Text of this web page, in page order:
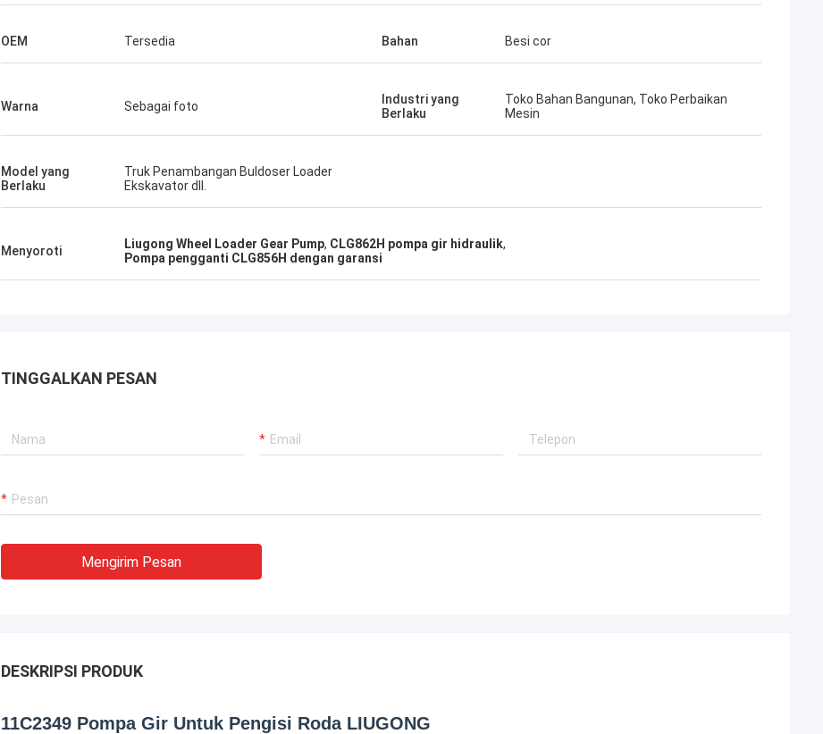
OEM Tersedia Bahan Besi cor
Warna Sebagai foto
Industri yang
Berlaku
Toko Bahan Bangunan, Toko Perbaikan
Mesin
Model yang
Berlaku
Truk Penambangan Buldoser Loader
Ekskavator dll.
Menyoroti Liugong Wheel Loader Gear Pump, CLG862H pompa gir hidraulik,
Pompa pengganti CLG856H dengan garansi
TINGGALKAN PESAN
Mengirim Pesan
DESKRIPSI PRODUK
11C2349 Pompa Gir Untuk Pengisi Roda LIUGONG